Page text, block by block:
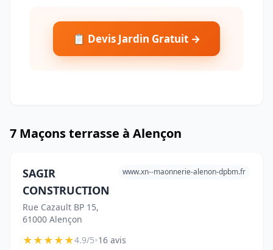
📋 Devis Jardin Gratuit →
7 Maçons terrasse à Alençon
SAGIR
CONSTRUCTION
Rue Cazault BP 15,
61000 Alençon
www.xn--maonnerie-alenon-dpbm.fr
★★★★★4.9/5•16 avis